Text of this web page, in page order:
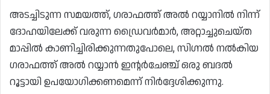
അടച്ചിടുന്ന സമയത്ത്, ഗരാഫത്ത് അൽ റയ്യാനിൽ നിന്ന്
ദോഹയിലേക്ക് വരുന്ന ഡ്രൈവർമാർ, അറ്റാച്ചുചെയ്ത
മാപ്പിൽ കാണിച്ചിരിക്കുന്നതുപോലെ, സിഗ്നൽ നൽകിയ
ഗരാഫത്ത് അൽ റയ്യാൻ ഇന്റർചേഞ്ച് ഒരു ബദൽ
റൂട്ടായി ഉപയോഗിക്കണമെന്ന് നിർദ്ദേശിക്കുന്നു.